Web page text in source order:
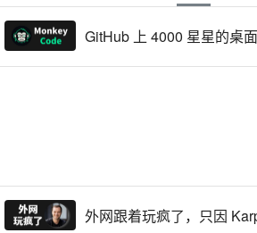
GitHub 上 4000 星星的桌
外网跟着玩疯了，只因